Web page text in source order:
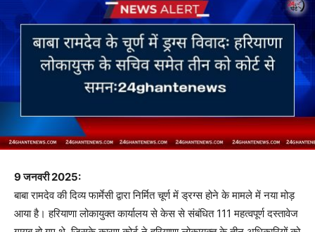
9 जनवरी 2025:
बाबा रामदेव की दिव्य फार्मेसी द्वारा निर्मित चूर्ण में ड्रग्स होने के मामले में नया मोड़
आया है। हरियाणा लोकायुक्त कार्यालय से केस से संबंधित 111 महत्वपूर्ण दस्तावेज